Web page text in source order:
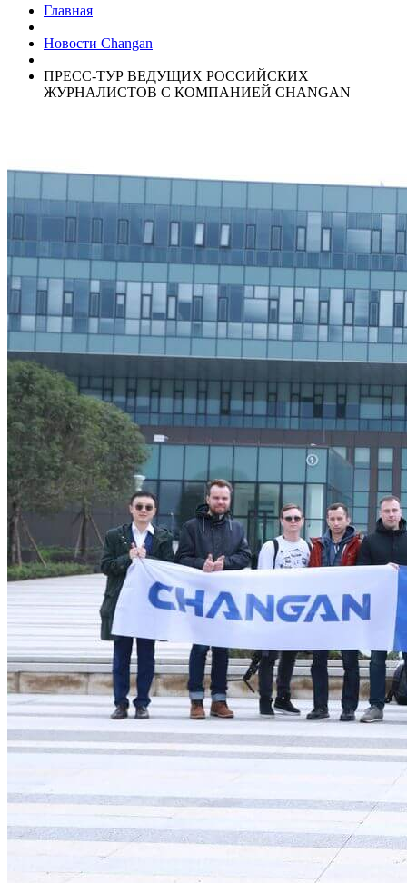
Главная
Новости Changan
ПРЕСС-ТУР ВЕДУЩИХ РОССИЙСКИХ
ЖУРНАЛИСТОВ С КОМПАНИЕЙ CHANGAN